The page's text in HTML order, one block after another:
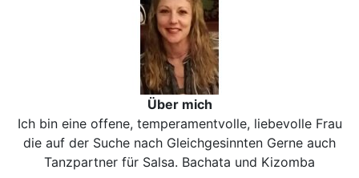
Über mich
Ich bin eine offene, temperamentvolle, liebevolle Frau
die auf der Suche nach Gleichgesinnten Gerne auch
Tanzpartner für Salsa. Bachata und Kizomba